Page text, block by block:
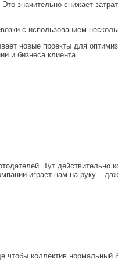
значительно снижает
с использованием
новые проекты для
и бизнеса клиента.
Тут
играет нам на руку –
коллектив